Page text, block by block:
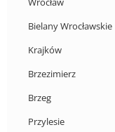
Bielany Wrocławskie
Krajków
Brzezimierz
Brzeg
Przylesie